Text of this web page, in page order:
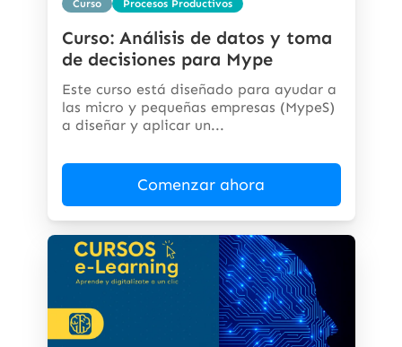
Curso Procesos Productivos
Curso: Análisis de datos y toma
de decisiones para Mype
Este curso está diseñado para ayudar a
las micro y pequeñas empresas (MypeS)
a diseñar y aplicar un...
Comenzar ahora